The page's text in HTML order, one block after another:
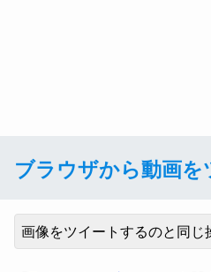
ブラウザから動画を
画像をツイートするのと同じ